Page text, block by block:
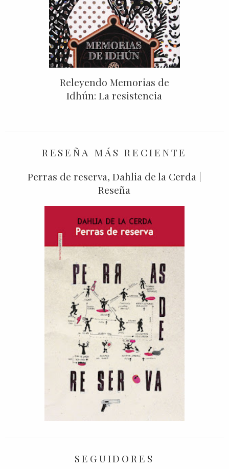
Releyendo Memorias de
Idhún: La resistencia
RESEÑA MÁS RECIENTE
Perras de reserva, Dahlia de la Cerda |
Reseña
SEGUIDORES